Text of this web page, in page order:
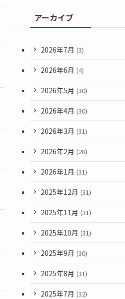
アーカイブ
2026年7月 (3)
2026年6月 (4)
2026年5月 (30)
2026年4月 (30)
2026年3月 (31)
2026年2月 (28)
2026年1月 (31)
2025年12月 (31)
2025年11月 (31)
2025年10月 (31)
2025年9月 (30)
2025年8月 (31)
2025年7月 (32)